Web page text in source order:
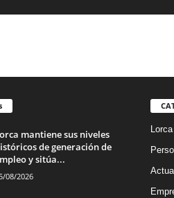
mantiene sus niveles
de generación de
y sitúa...
08/2026
Lorca